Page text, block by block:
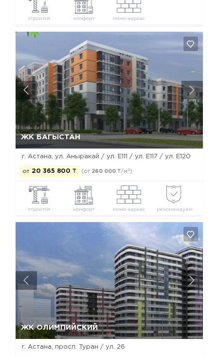
строится комфорт моно-каркас
ЖК БАГЫСТАН
г. Астана, ул. Аныракай / ул. Е111 / ул. Е117 / ул. Е120
от 20 365 800 ₸ (от 260 000 ₸/м 2)
строится комфорт моно-каркас рекомендуем
ЖК ОЛИМПИЙСКИЙ
г. Астана, просп. Туран / ул. 26
Да, удалить Отмена